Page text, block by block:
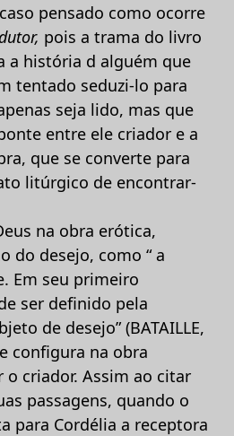
pensado como ocorre
pois a trama do livro
a história d alguém que
tentado seduzi-lo para
seja lido, mas que
entre ele criador e a
que se converte para
litúrgico de encontrar-
na obra erótica,
do desejo, como “ a
Em seu primeiro
ser definido pela
de desejo” (BATAILLE,
configura na obra
criador. Assim ao citar
passagens, quando o
para Cordélia a receptora